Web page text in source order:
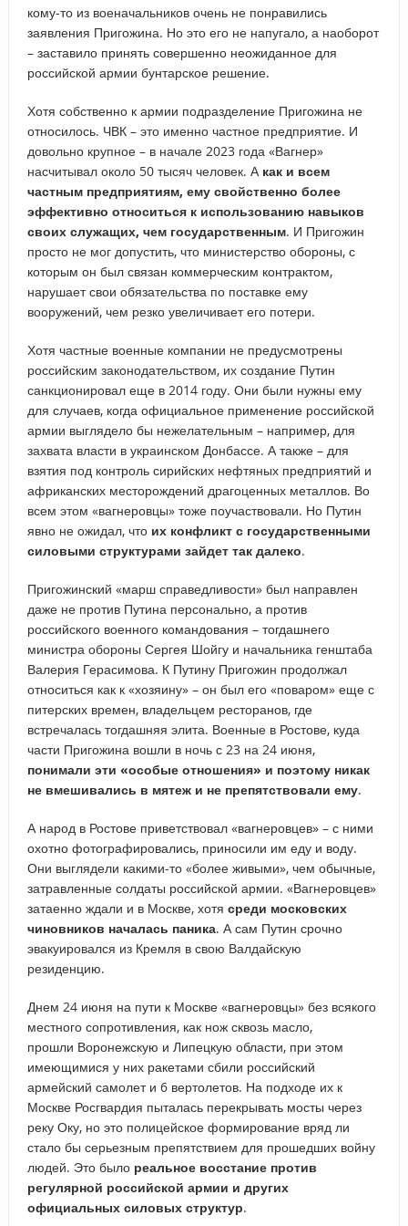
кому-то из военачальников очень не понравились
заявления Пригожина. Но это его не напугало, а наоборот
– заставило принять совершенно неожиданное для
российской армии бунтарское решение.
Хотя собственно к армии подразделение Пригожина не
относилось. ЧВК – это именно частное предприятие. И
довольно крупное – в начале 2023 года «Вагнер»
насчитывал около 50 тысяч человек. А как и всем
частным предприятиям, ему свойственно более
эффективно относиться к использованию навыков
своих служащих, чем государственным. И Пригожин
просто не мог допустить, что министерство обороны, с
которым он был связан коммерческим контрактом,
нарушает свои обязательства по поставке ему
вооружений, чем резко увеличивает его потери.
Хотя частные военные компании не предусмотрены
российским законодательством, их создание Путин
санкционировал еще в 2014 году. Они были нужны ему
для случаев, когда официальное применение российской
армии выглядело бы нежелательным – например, для
захвата власти в украинском Донбассе. А также – для
взятия под контроль сирийских нефтяных предприятий и
африканских месторождений драгоценных металлов. Во
всем этом «вагнеровцы» тоже поучаствовали. Но Путин
явно не ожидал, что их конфликт с государственными
силовыми структурами зайдет так далеко.
Пригожинский «марш справедливости» был направлен
даже не против Путина персонально, а против
российского военного командования – тогдашнего
министра обороны Сергея Шойгу и начальника генштаба
Валерия Герасимова. К Путину Пригожин продолжал
относиться как к «хозяину» – он был его «поваром» еще с
питерских времен, владельцем ресторанов, где
встречалась тогдашняя элита. Военные в Ростове, куда
части Пригожина вошли в ночь с 23 на 24 июня,
понимали эти «особые отношения» и поэтому никак
не вмешивались в мятеж и не препятствовали ему.
А народ в Ростове приветствовал «вагнеровцев» – с ними
охотно фотографировались, приносили им еду и воду.
Они выглядели какими-то «более живыми», чем обычные,
затравленные солдаты российской армии. «Вагнеровцев»
затаенно ждали и в Москве, хотя среди московских
чиновников началась паника. А сам Путин срочно
эвакуировался из Кремля в свою Валдайскую
резиденцию.
Днем 24 июня на пути к Москве «вагнеровцы» без всякого
местного сопротивления, как нож сквозь масло,
прошли Воронежскую и Липецкую области, при этом
имеющимися у них ракетами сбили российский
армейский самолет и 6 вертолетов. На подходе их к
Москве Росгвардия пыталась перекрывать мосты через
реку Оку, но это полицейское формирование вряд ли
стало бы серьезным препятствием для прошедших войну
людей. Это было реальное восстание против
регулярной российской армии и других
официальных силовых структур.